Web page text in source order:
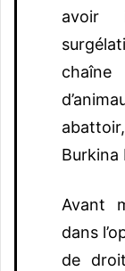
avoir
chaîne
Burkina
Avant
dans
de